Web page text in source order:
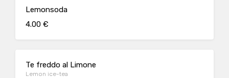
Lemonsoda
4.00 €
Te freddo al Limone
Lemon ice-tea